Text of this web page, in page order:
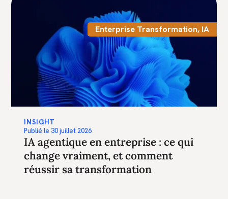
Enterprise Transformation, IA
INSIGHT
Publié le30 juillet 2026
IA agentique en entreprise : ce qui
change vraiment, et comment
réussir sa transformation